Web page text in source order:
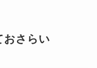
介！
おさらい